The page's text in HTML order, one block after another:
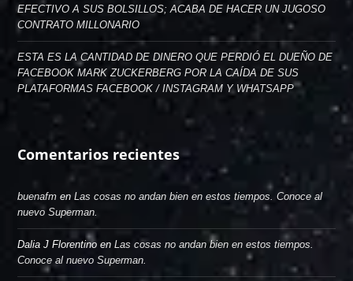
EFECTIVO A SUS BOLSILLOS; ACABA DE HACER UN JUGOSO
CONTRATO MILLONARIO
ESTA ES LA CANTIDAD DE DINERO QUE PERDIÓ EL DUEÑO DE
FACEBOOK MARK ZUCKERBERG POR LA CAÍDA DE SUS
PLATAFORMAS FACEBOOK / INSTAGRAM Y WHATSAPP
Comentarios recientes
buenafm enLas cosas no andan bien en estos tiempos. Conoce al
nuevo Superman.
Dalia J Florentino enLas cosas no andan bien en estos tiempos.
Conoce al nuevo Superman.